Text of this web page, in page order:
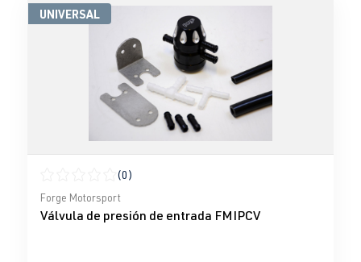
UNIVERSAL
Calificación promedio de 0 de 5 estrellas
(0)
Forge Motorsport
Válvula de presión de entrada FMIPCV